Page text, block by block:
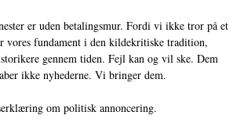
er uden betalingsmur. Fordi vi ikke tror på et
vores fundament i den kildekritiske tradition,
gennem tiden. Fejl kan og vil ske. Dem
ikke nyhederne. Vi bringer dem.
om politisk annoncering.